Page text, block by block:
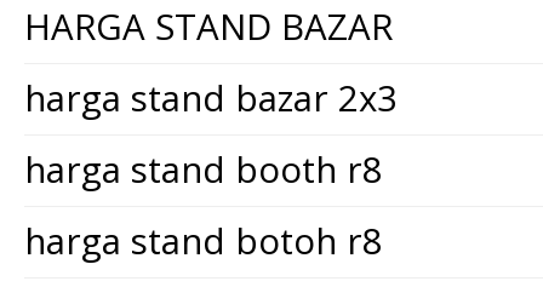
HARGA STAND BAZAR
harga stand bazar 2x3
harga stand booth r8
harga stand botoh r8